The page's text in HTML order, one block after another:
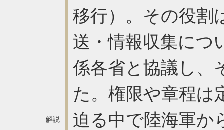
解説
移行）。その役割
送・情報収集につ
係各省と協議し、
た。権限や章程は
迫る中で陸海軍か